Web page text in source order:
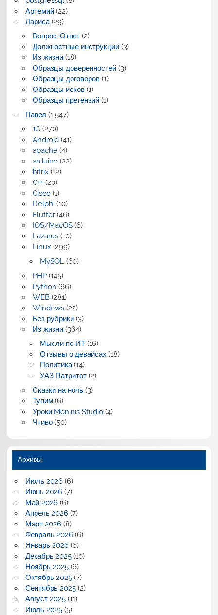
Артемий(22)
Лариса(29)
Вопрос-Ответ(2)
Должностные инструкции(3)
Из жизни(18)
Образцы доверенностей(3)
Образцы договоров(1)
Образцы исков(1)
Образцы претензий(1)
Павел (1 547)
1C(270)
Android(41)
apache(4)
arduino(22)
bitrix (12)
C++(20)
Cisco(1)
Delphi(10)
Flutter(46)
IOS/MacOS(6)
Lazarus(10)
Linux (299)
MySQL(60)
PHP(145)
Python (66)
WEB(281)
Windows(22)
Без рубрики(3)
Из жизни(364)
Мысли по ИТ(16)
Отзывы о девайсах (18)
Политика(14)
УАЗ Патритот(2)
Сказки на ночь(3)
Тупим(6)
Уроки Moninis Studio(4)
Чтиво(50)
Архивы
Июль 2026(6)
Июнь 2026(7)
Май 2026(6)
Апрель 2026(7)
Март 2026(8)
Февраль 2026(6)
Январь 2026(6)
Декабрь 2025(10)
Ноябрь 2025(6)
Октябрь 2025(7)
Сентябрь 2025(2)
Август 2025(11)
Июль 2025(5)